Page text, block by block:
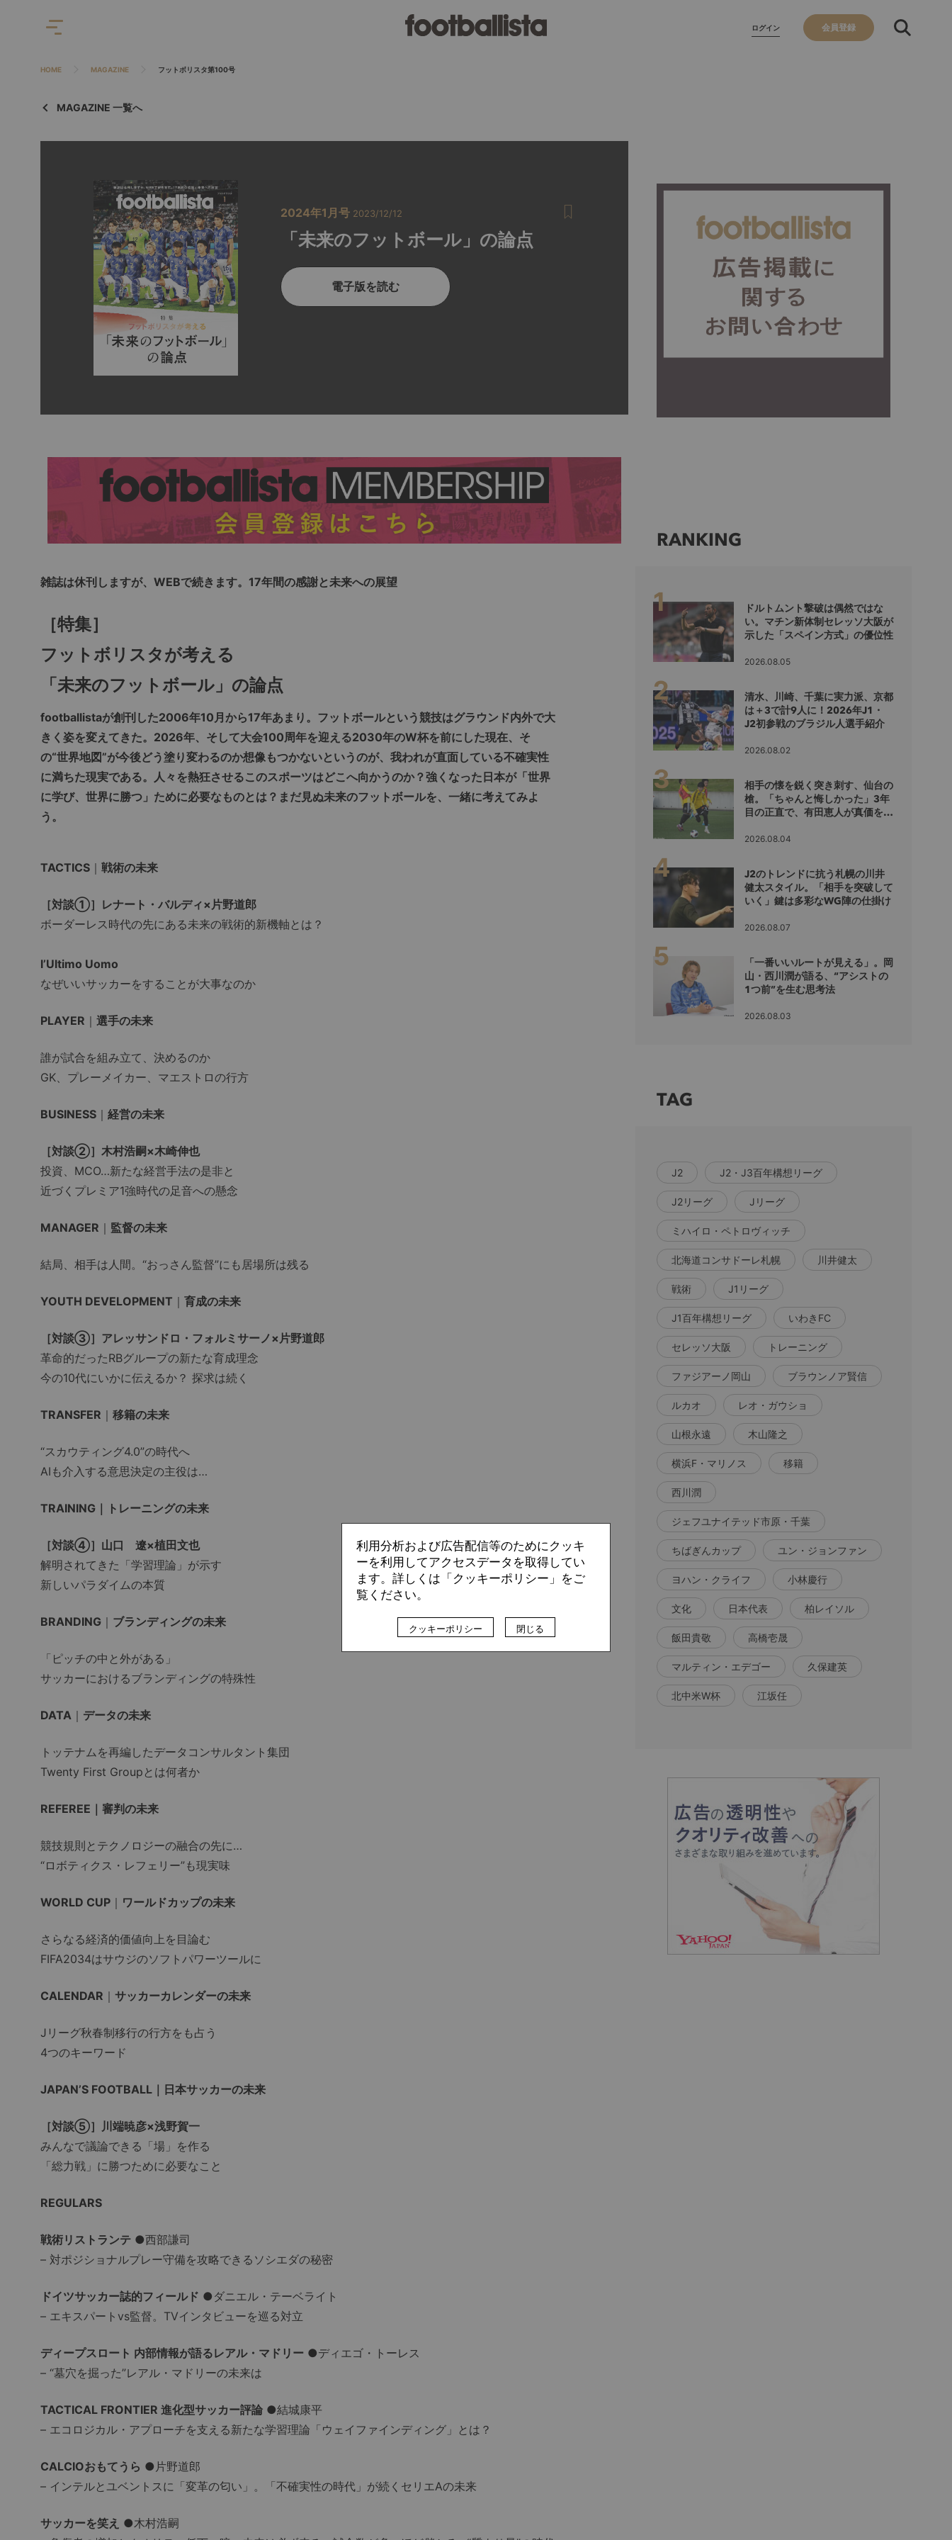
ログイン 会員登録
HOME MAGAZINE フットボリスタ第100号
MAGAZINE 一覧へ
2024年1月号 2023/12/12
「未来のフットボール」の論点
電子版を読む
雑誌は休刊しますが、WEBで続きます。17年間の感謝と未来への展望
［特集］
フットボリスタが考える
「未来のフットボール」の論点
footballistaが創刊した2006年10月から17年あまり。フットボールという競技はグラウンド内外で大
きく姿を変えてきた。2026年、そして大会100周年を迎える2030年のW杯を前にした現在、そ
の“世界地図”が今後どう塗り変わるのか想像もつかないというのが、我われが直面している不確実性
に満ちた現実である。人々を熱狂させるこのスポーツはどこへ向かうのか？強くなった日本が「世界
に学び、世界に勝つ」ために必要なものとは？まだ見ぬ未来のフットボールを、一緒に考えてみよ
う。
TACTICS ｜ 戦術の未来
［対談①］レナート・バルディ×片野道郎
ボーダーレス時代の先にある未来の戦術的新機軸とは？
l’Ultimo Uomo
なぜいいサッカーをすることが大事なのか
PLAYER ｜ 選手の未来
誰が試合を組み立て、決めるのか
GK、プレーメイカー、マエストロの行方
BUSINESS ｜ 経営の未来
［対談②］木村浩嗣×木崎伸也
投資、MCO…新たな経営手法の是非と
近づくプレミア1強時代の足音への懸念
MANAGER ｜ 監督の未来
結局、相手は人間。“おっさん監督”にも居場所は残る
YOUTH DEVELOPMENT ｜ 育成の未来
［対談③］アレッサンドロ・フォルミサーノ×片野道郎
革命的だったRBグループの新たな育成理念
今の10代にいかに伝えるか？ 探求は続く
TRANSFER ｜ 移籍の未来
“スカウティング4.0”の時代へ
AIも介入する意思決定の主役は…
TRAINING｜トレーニングの未来
［対談④］山口 遼×植田文也
解明されてきた「学習理論」が示す
新しいパラダイムの本質
BRANDING ｜ ブランディングの未来
「ピッチの中と外がある」
サッカーにおけるブランディングの特殊性
DATA ｜ データの未来
トッテナムを再編したデータコンサルタント集団
Twenty First Groupとは何者か
REFEREE｜審判の未来
競技規則とテクノロジーの融合の先に…
“ロボティクス・レフェリー”も現実味
WORLD CUP ｜ ワールドカップの未来
さらなる経済的価値向上を目論む
FIFA2034はサウジのソフトパワーツールに
CALENDAR ｜ サッカーカレンダーの未来
Jリーグ秋春制移行の行方をも占う
4つのキーワード
JAPAN’S FOOTBALL｜日本サッカーの未来
［対談⑤］川端暁彦×浅野賀一
みんなで議論できる「場」を作る
「総力戦」に勝つために必要なこと
REGULARS
戦術リストランテ ●西部謙司
– 対ポジショナルプレー守備を攻略できるソシエダの秘密
ドイツサッカー誌的フィールド ●ダニエル・テーベライト
– エキスパートvs監督。TVインタビューを巡る対立
ディープスロート 内部情報が語るレアル・マドリー ●ディエゴ・トーレス
– “墓穴を掘った”レアル・マドリーの未来は
TACTICAL FRONTIER 進化型サッカー評論 ●結城康平
– エコロジカル・アプローチを支える新たな学習理論「ウェイファインディング」とは？
CALCIOおもてうら ●片野道郎
– インテルとユベントスに「変革の匂い」。「不確実性の時代」が続くセリエAの未来
サッカーを笑え ●木村浩嗣
RANKING
ドルトムント撃破は偶然ではな
い。マチン新体制セレッソ大阪が
示した「スペイン方式」の優位性
2026.08.05
清水、川崎、千葉に実力派、京都
は＋3で計9人に！2026年J1・
J2初参戦のブラジル人選手紹介
2026.08.02
相手の懐を鋭く突き刺す、仙台の
槍。「ちゃんと悔しかった」3年
目の正直で、有田恵人が真価を示
2026.08.04
J2のトレンドに抗う札幌の川井
健太スタイル。「相手を突破して
いく」鍵は多彩なWG陣の仕掛け
2026.08.07
「一番いいルートが見える」。岡
山・西川潤が語る、“アシストの
1つ前”を生む思考法
2026.08.03
TAG
J2 J2・J3百年構想リーグ
J2リーグ Jリーグ
ミハイロ・ペトロヴィッチ
北海道コンサドーレ札幌 川井健太
戦術 J1リーグ
J1百年構想リーグ いわきFC
セレッソ大阪 トレーニング
ファジアーノ岡山 ブラウンノア賢信
ルカオ レオ・ガウショ
山根永遠 木山隆之
横浜F・マリノス 移籍
西川潤
ジェフユナイテッド市原・千葉
ちばぎんカップ ユン・ジョンファン
ヨハン・クライフ 小林慶行
文化 日本代表 柏レイソル
飯田貴敬 高橋壱晟
マルティン・エデゴー 久保建英
北中米W杯 江坂任
利用分析および広告配信等のためにクッキ
ーを利用してアクセスデータを取得してい
ます。詳しくは「クッキーポリシー」をご
覧ください。
クッキーポリシー 閉じる